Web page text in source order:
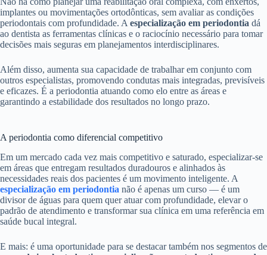
implantes ou movimentações ortodônticas, sem avaliar as condições
periodontais com profundidade. Aespecialização em periodontia dá
ao dentista as ferramentas clínicas e o raciocínio necessário para tomar
decisões mais seguras em planejamentos interdisciplinares.
Além disso, aumenta sua capacidade de trabalhar em conjunto com
outros especialistas, promovendo condutas mais integradas, previsíveis
e eficazes. É a periodontia atuando como elo entre as áreas e
garantindo a estabilidade dos resultados no longo prazo.
A periodontia como diferencial competitivo
Em um mercado cada vez mais competitivo e saturado, especializar-se
em áreas que entregam resultados duradouros e alinhados às
necessidades reais dos pacientes é um movimento inteligente. A
especialização em periodontia não é apenas um curso — é um
divisor de águas para quem quer atuar com profundidade, elevar o
padrão de atendimento e transformar sua clínica em uma referência em
saúde bucal integral.
E mais: é uma oportunidade para se destacar também nos segmentos de